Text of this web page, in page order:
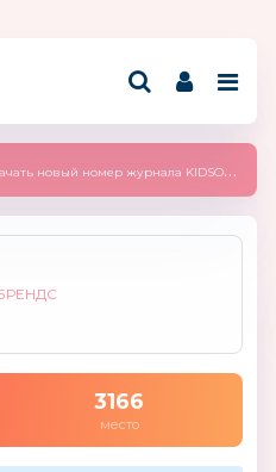
номер журнала KIDSOBOZ 2025 (сентябрь)
3166
место